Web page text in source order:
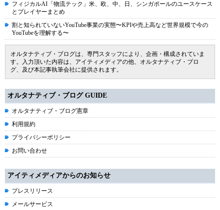
フィジカルAI「物流テック」米、欧、中、日、シンガポールのユースケース
とプレイヤーまとめ
割と知られていないYouTube事業の実態〜KPIや売上高など世界規模で今の
YouTubeを理解する〜
オルタナティブ・ブログは、専門スタッフにより、企画・構成されていま
す。入力頂いた内容は、アイティメディアの他、オルタナティブ・ブロ
グ、及び本記事執筆会社に提供されます。
オルタナティブ・ブログ GUIDE
オルタナティブ・ブログ憲章
利用規約
プライバシーポリシー
お問い合わせ
アイティメディアからのお知らせ
プレスリリース
メールサービス